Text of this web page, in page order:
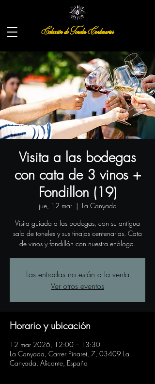
Colección de Toneles Centenarios
Visita a las bodegas
con cata de 3 vinos +
Fondillon (19)
jue, 12 mar
  |
La Canyada
Visita guiada a las bodegas, con su antigua
sala de toneles y sus tinajas centenarias. Cata
de vinos y fondillón con nuestra enóloga.
Las entradas no están a la venta
Ver otros eventos
Horario y ubicación
12 mar 2026, 12:00 – 13:30
La Canyada, Carrer Pinaret, 7, 03409 La
Canyada, Alicante, España